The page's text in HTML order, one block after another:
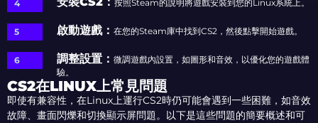
按照Steam的說明將遊戲安裝到您的Linux系統上。
啟動遊戲： 在您的Steam庫中找到CS2，然後點擊開始遊戲。
調整設置 ： 微調遊戲內設置，如圖形和音效，以優化您的遊戲體
驗。
CS2在LINUX上常見問題
即使有兼容性，在Linux上運行CS2時仍可能會遇到一些困難，如音效
故障、畫面閃爍和切換顯示屏問題。以下是這些問題的簡要概述和可